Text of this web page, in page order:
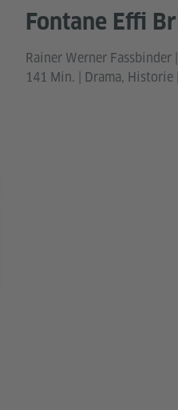
Fontane Effi
Rainer Werner Fassbinder
141 Min. | Drama, Historie